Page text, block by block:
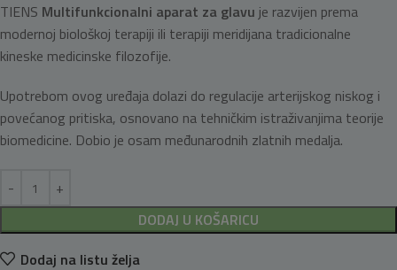
TIENS Multifunkcionalni aparat za glavu je razvijen prema
modernoj biološkoj terapiji ili terapiji meridijana tradicionalne
kineske medicinske filozofije.
Upotrebom ovog uređaja dolazi do regulacije arterijskog niskog i
povećanog pritiska, osnovano na tehničkim istraživanjima teorije
biomedicine. Dobio je osam međunarodnih zlatnih medalja.
DODAJ U KOŠARICU
Dodaj na listu želja